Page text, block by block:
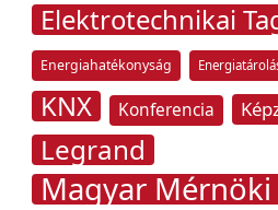
Elektrotechnikai
Energiahatékonyság
KNX Konferencia
Legrand
Magyar Mérnöki